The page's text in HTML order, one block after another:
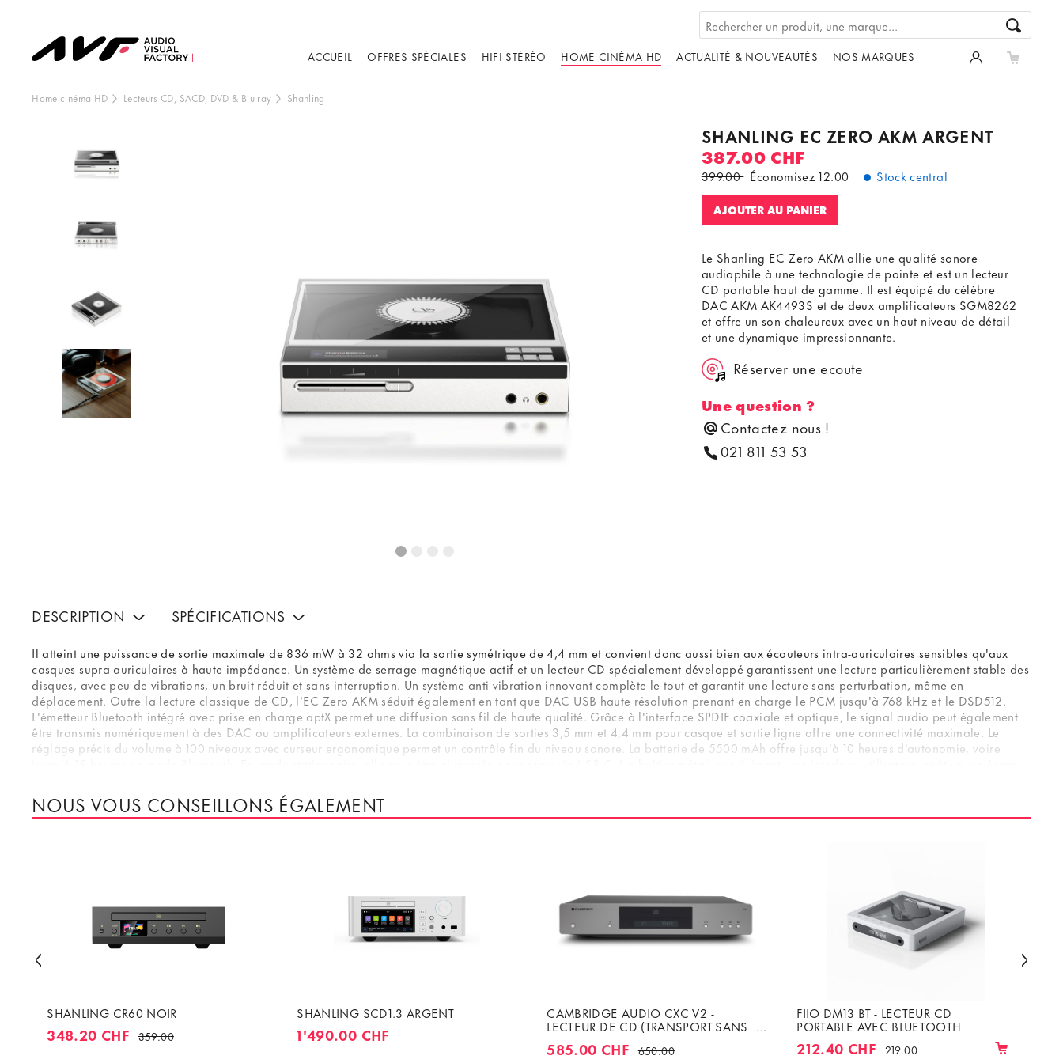
ACCUEIL OFFRES SPÉCIALES HIFI STÉRÉO HOME CINÉMA HD ACTUALITÉ & NOUVEAUTÉS NOS MARQUES
Home cinéma HD Lecteurs CD, SACD, DVD & Blu-ray Shanling
SHANLING EC ZERO AKM ARGENT
387.00 CHF
399.00 Économisez12.00 Stock central
AJOUTER AU PANIER
Le Shanling EC Zero AKM allie une qualité sonore
audiophile à une technologie de pointe et est un lecteur
CD portable haut de gamme. Il est équipé du célèbre
DAC AKM AK4493S et de deux amplificateurs SGM8262
et offre un son chaleureux avec un haut niveau de détail
et une dynamique impressionnante.
Réserver une ecoute
Une question ?
Contactez nous !
021 811 53 53
DESCRIPTION
Il atteint une puissance de sortie maximale de 836 mW à 32 ohms via la sortie symétrique de 4,4 mm et convient donc aussi bien aux écouteurs intra-auriculaires sensibles qu'aux
casques supra-auriculaires à haute impédance. Un système de serrage magnétique actif et un lecteur CD spécialement développé garantissent une lecture particulièrement stable des
disques, avec peu de vibrations, un bruit réduit et sans interruption. Un système anti-vibration innovant complète le tout et garantit une lecture sans perturbation, même en
déplacement. Outre la lecture classique de CD, l'EC Zero AKM séduit également en tant que DAC USB haute résolution prenant en charge le PCM jusqu'à 768 kHz et le DSD512.
L'émetteur Bluetooth intégré avec prise en charge aptX permet une diffusion sans fil de haute qualité. Grâce à l'interface SPDIF coaxiale et optique, le signal audio peut également
être transmis numériquement à des DAC ou amplificateurs externes. La combinaison de sorties 3,5 mm et 4,4 mm pour casque et sortie ligne offre une connectivité maximale. Le
réglage précis du volume à 100 niveaux avec curseur ergonomique permet un contrôle fin du niveau sonore. La batterie de 5500 mAh offre jusqu'à 10 heures d'autonomie, voire
traditionnelle et d'une architecture numérique moderne, le Shanling EC Zero AKM établit de nouvelles normes.
SPÉCIFICATIONS
NOUS VOUS CONSEILLONS ÉGALEMENT
SHANLING CR60 NOIR
348.20 CHF 359.00
SHANLING SCD1.3 ARGENT
1'490.00 CHF
CAMBRIDGE AUDIO CXC V2 -
LECTEUR DE CD (TRANSPORT SANS
585.00 CHF 650.00
FIIO DM13 BT - LECTEUR CD
PORTABLE AVEC BLUETOOTH
212.40 CHF 219.00